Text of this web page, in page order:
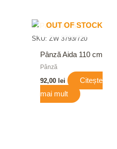
OUT OF STOCK
SKU: ZW 3793/720
Pânză Aida 110 cm
Pânză
92,00 lei
Citește
mai mult